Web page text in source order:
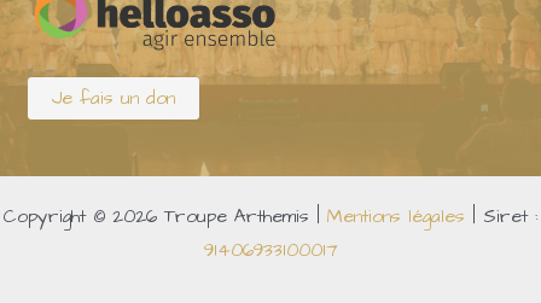
Je fais un don
Copyright © 2026 Troupe Arthemis | Mentions légales | Siret :
91406933100017